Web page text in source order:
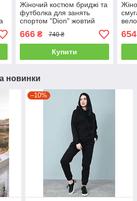
Жіночий костюм бриджі та
футболка для занять
спортом "Dion" жовтий
666₴ 740 ₴
Купити
новинки
–10%